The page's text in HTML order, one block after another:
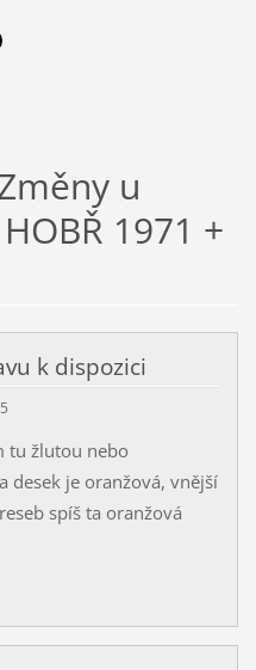
u
1971 +
k dispozici
tu žlutou nebo
desek je oranžová, vnější
spíš ta oranžová